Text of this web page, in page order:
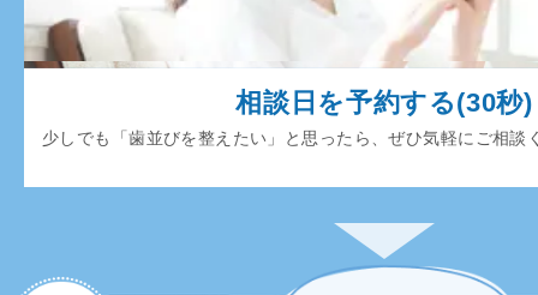
相談日を予約する(30秒)
少しでも「歯並びを整えたい」と思ったら、ぜひ気軽にご相談